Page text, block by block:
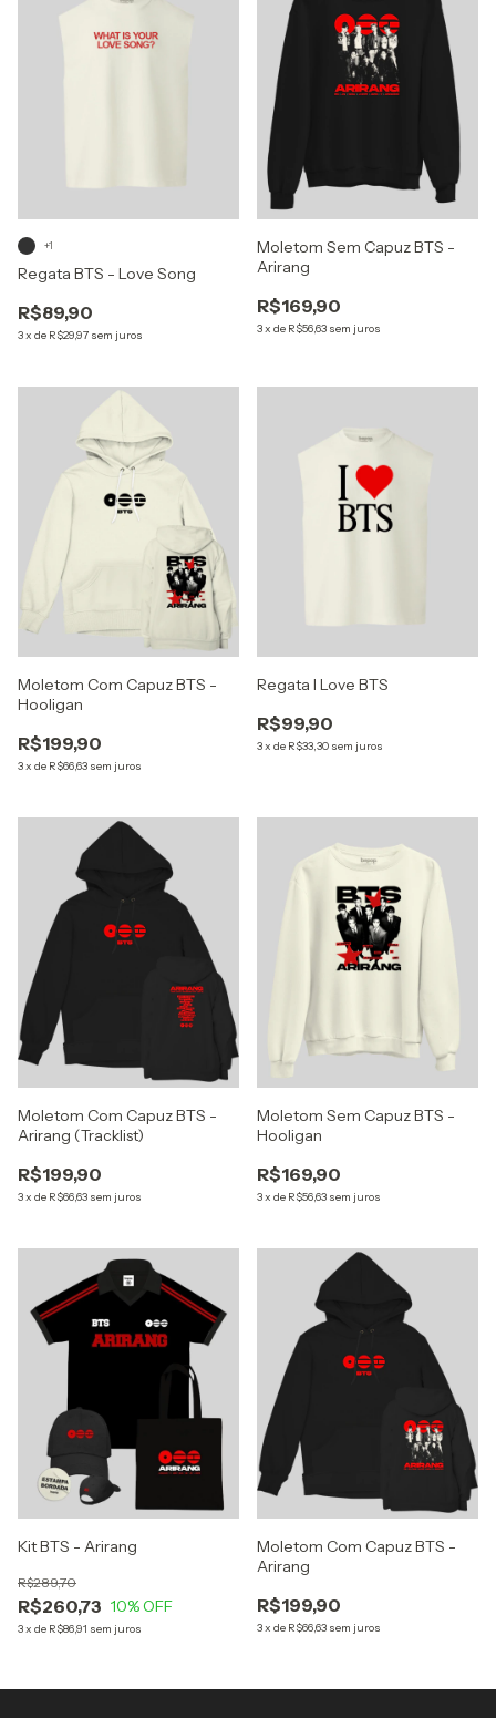
Regata BTS - Love Song
R$89,90
3x de R$29,97 sem juros
+1
Moletom Sem Capuz BTS -
Arirang
R$169,90
3x de R$56,63 sem juros
Moletom Com Capuz BTS -
Hooligan
R$199,90
3x de R$66,63 sem juros
Regata I Love BTS
R$99,90
3x de R$33,30 sem juros
Moletom Com Capuz BTS -
Arirang (Tracklist)
R$199,90
3x de R$66,63 sem juros
Moletom Sem Capuz BTS -
Hooligan
R$169,90
3x de R$56,63 sem juros
Kit BTS - Arirang
R$260,73
R$289,70
10% OFF
3x de R$86,91 sem juros
Moletom Com Capuz BTS -
Arirang
R$199,90
3x de R$66,63 sem juros